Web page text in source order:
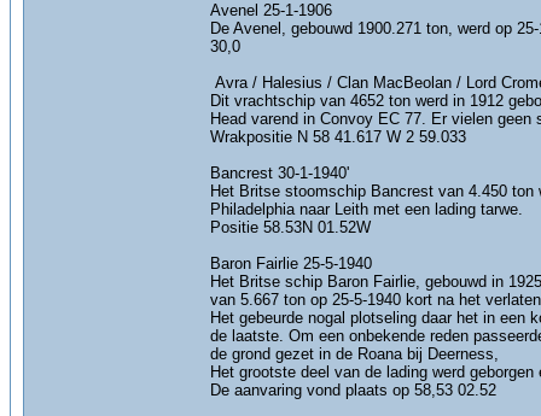
Avenel 25-1-1906
De Avenel, gebouwd 1900.271 ton, werd op
30,0
Avra / Halesius / Clan MacBeolan / Lord
Dit vrachtschip van 4652 ton werd in 1912
Head varend in Convoy EC 77. Er vielen geen
Wrakpositie N 58 41.617 W 2 59.033
Bancrest 30-1-1940'
Het Britse stoomschip Bancrest van 4.450
Philadelphia naar Leith met een lading tarwe.
Positie 58.53N 01.52W
Baron Fairlie 25-5-1940
Het Britse schip Baron Fairlie, gebouwd in
van 5.667 ton op 25-5-1940 kort na het
Het gebeurde nogal plotseling daar het in een
de laatste. Om een ​​onbekende reden
de grond gezet in de Roana bij Deerness,
Het grootste deel van de lading werd
De aanvaring vond plaats op 58,53 02.52